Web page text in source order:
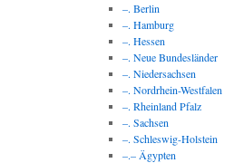
–. Berlin
–. Hamburg
–. Hessen
–. Neue Bundesländer
–. Niedersachsen
–. Nordrhein-Westfalen
–. Rheinland Pfalz
–. Sachsen
–. Schleswig-Holstein
–.– Ägypten